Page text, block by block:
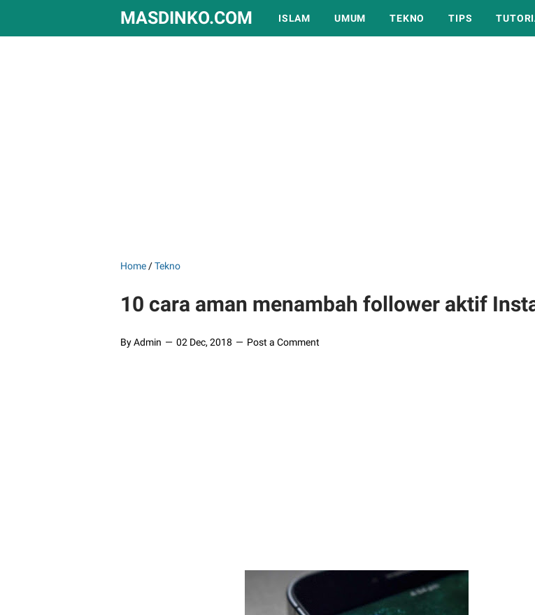
MASDINKO.COM ISLAM UMUM TEKNO TIPS
Home /Tekno
10 cara aman menambah follower aktif
By Admin 02 Dec, 2018 Post a Comment